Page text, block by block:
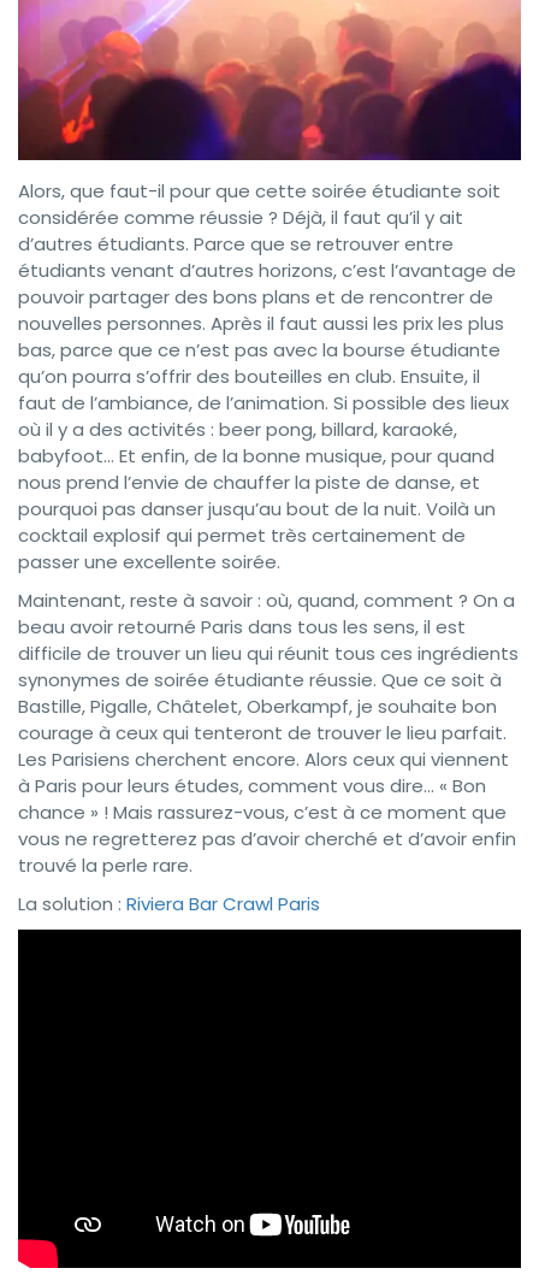
Alors, que faut-il pour que cette soirée étudiante soit
considérée comme réussie ? Déjà, il faut qu’il y ait
d’autres étudiants. Parce que se retrouver entre
étudiants venant d’autres horizons, c’est l’avantage de
pouvoir partager des bons plans et de rencontrer de
nouvelles personnes. Après il faut aussi les prix les plus
bas, parce que ce n’est pas avec la bourse étudiante
qu’on pourra s’offrir des bouteilles en club. Ensuite, il
faut de l’ambiance, de l’animation. Si possible des lieux
où il y a des activités : beer pong, billard, karaoké,
babyfoot… Et enfin, de la bonne musique, pour quand
nous prend l’envie de chauffer la piste de danse, et
pourquoi pas danser jusqu’au bout de la nuit. Voilà un
cocktail explosif qui permet très certainement de
passer une excellente soirée.
Maintenant, reste à savoir : où, quand, comment ? On a
beau avoir retourné Paris dans tous les sens, il est
difficile de trouver un lieu qui réunit tous ces ingrédients
synonymes de soirée étudiante réussie. Que ce soit à
Bastille, Pigalle, Châtelet, Oberkampf, je souhaite bon
courage à ceux qui tenteront de trouver le lieu parfait.
Les Parisiens cherchent encore. Alors ceux qui viennent
à Paris pour leurs études, comment vous dire… « Bon
chance » ! Mais rassurez-vous, c’est à ce moment que
vous ne regretterez pas d’avoir cherché et d’avoir enfin
trouvé la perle rare.
La solution : Riviera Bar Crawl Paris